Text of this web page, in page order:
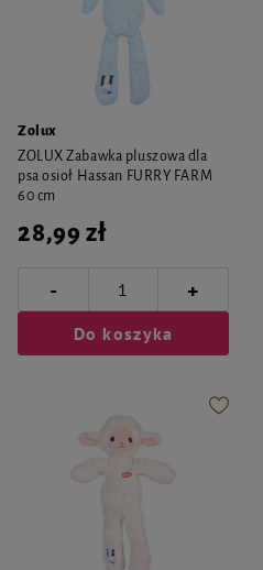
Zolux
ZOLUX Zabawka pluszowa dla
psa osioł Hassan FURRY FARM
60 cm
28,99 zł
- +
Do koszyka